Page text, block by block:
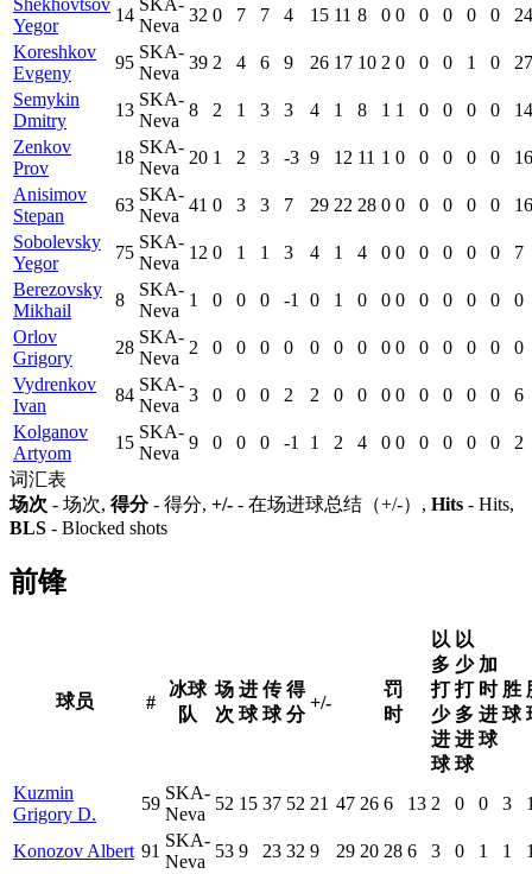
Shekhovtsov
Yegor
14
SKA-
Neva
32 0 7 7 4 15 11 8 0 0 0 0 0 0
24
Koreshkov
Evgeny
95
SKA-
Neva
39 2 4 6 9 26 17 10 2 0 0 0 1 0
27
Semykin
Dmitry
13
SKA-
Neva
8 2 1 3 3 4 1 8 1 1 0 0 0 0
14
Zenkov
Prov
18
SKA-
Neva
20 1 2 3 -3 9 12 11 1 0 0 0 0 0
16
Anisimov
Stepan
63
SKA-
Neva
41 0 3 3 7 29 22 28 0 0 0 0 0 0
16
Sobolevsky
Yegor
75
SKA-
Neva
12 0 1 1 3 4 1 4 0 0 0 0 0 0
7
Berezovsky
Mikhail
8
SKA-
Neva
1 0 0 0 -1 0 1 0 0 0 0 0 0 0
0
Orlov
Grigory
28
SKA-
Neva
2 0 0 0 0 0 0 0 0 0 0 0 0 0
0
Vydrenkov
Ivan
84
SKA-
Neva
3 0 0 0 2 2 0 0 0 0 0 0 0 0
6
Kolganov
Artyom
15
SKA-
Neva
9 0 0 0 -1 1 2 4 0 0 0 0 0 0
2
词汇表
场次 - 场次, 得分- 得分, +/- - 在场进球总结（+/-）, Hits - Hits,
BLS - Blocked shots
前锋
球员 #
冰球
队
场
次
进
球
传
球
得
分
+/-
罚
时
以
多
打
少
进
球
以
少
打
多
进
球
加
时
进
球
胜
球
Kuzmin
Grigory D.
59
SKA-
Neva
52 15 37 52 21 47 26 6 13 2 0 0 3
Konozov Albert 91
SKA-
Neva
53 9 23 32 9 29 20 28 6 3 0 1 1